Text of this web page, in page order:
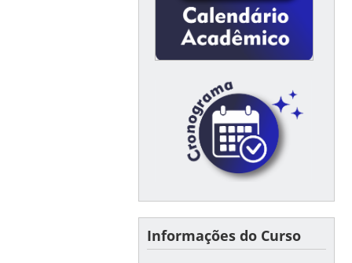
Informações do Curso